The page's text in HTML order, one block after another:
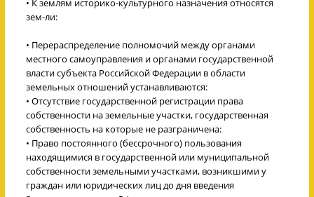
зем-ли:
• Перераспределение полномочий между органами
местного самоуправления и органами государственной
власти субъекта Российской Федерации в области
земельных отношений устанавливаются:
• Отсутствие государственной регистрации права
собственности на земельные участки, государственная
собственность на которые не разграничена:
• Право постоянного (бессрочного) пользования
находящимися в государственной или муниципальной
собственности земельными участками, возникшими у
граждан или юридических лиц до дня введения